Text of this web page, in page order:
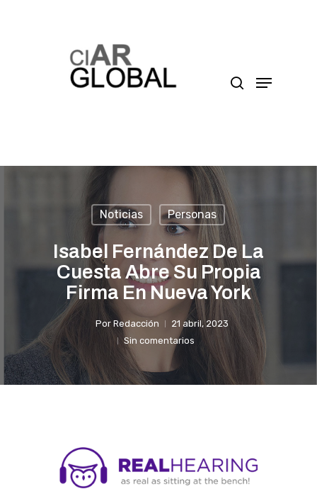
Presione enter para buscar o ESC para cerrar
Noticias Personas
Isabel Fernández De La
Cuesta Abre Su Propia
Firma En Nueva York
PorRedacción
21 abril, 2023
Sin comentarios